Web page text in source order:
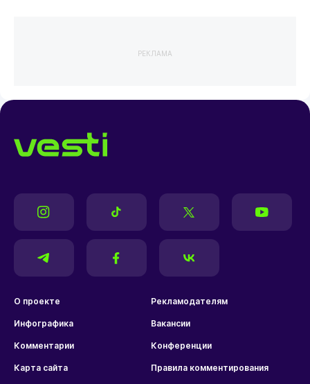
РЕКЛАМА
О проекте Рекламодателям
Инфографика Вакансии
Комментарии Конференции
Карта сайта Правила комментирования